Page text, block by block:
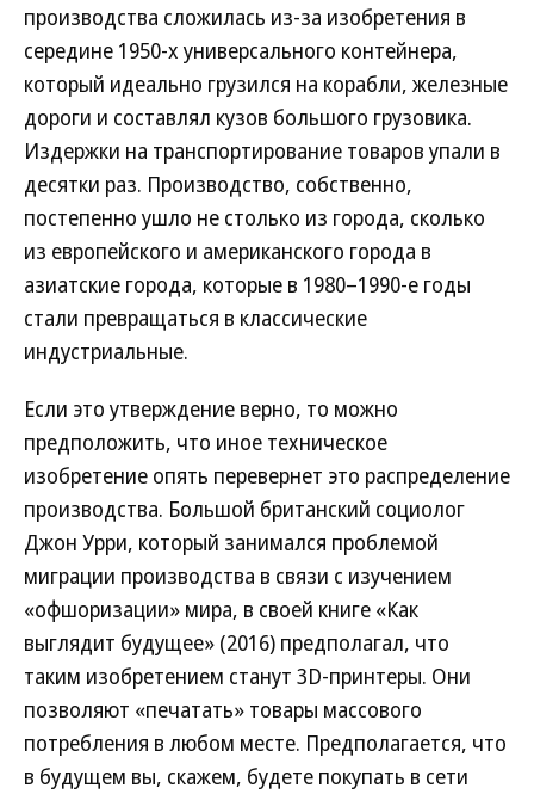
производства сложилась из-за изобретения в
середине 1950-х универсального контейнера,
который идеально грузился на корабли, железные
дороги и составлял кузов большого грузовика.
Издержки на транспортирование товаров упали в
десятки раз. Производство, собственно,
постепенно ушло не столько из города, сколько
из европейского и американского города в
азиатские города, которые в 1980–1990-е годы
стали превращаться в классические
индустриальные.
Если это утверждение верно, то можно
предположить, что иное техническое
изобретение опять перевернет это распределение
производства. Большой британский социолог
Джон Урри, который занимался проблемой
миграции производства в связи с изучением
«офшоризации» мира, в своей книге «Как
выглядит будущее» (2016) предполагал, что
таким изобретением станут 3D-принтеры. Они
позволяют «печатать» товары массового
потребления в любом месте. Предполагается, что
в будущем вы, скажем, будете покупать в сети